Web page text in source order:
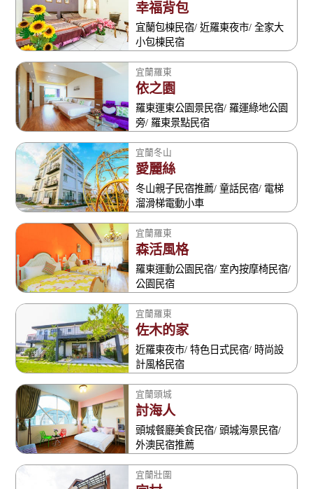
幸福背包
宜蘭包棟民宿/ 近羅東夜市/ 全家大
小包棟民宿
宜蘭羅東
依之園
羅東運東公園景民宿/ 羅運綠地公園
旁/ 羅東景點民宿
宜蘭冬山
愛麗絲
冬山親子民宿推薦/ 童話民宿/ 電梯
溜滑梯電動小車
宜蘭羅東
森活風格
羅東運動公園民宿/ 室內按摩椅民宿/
公園民宿
宜蘭羅東
佐木的家
近羅東夜市/ 特色日式民宿/ 時尚設
計風格民宿
宜蘭頭城
討海人
頭城餐廳美食民宿/ 頭城海景民宿/
外澳民宿推薦
宜蘭壯圍